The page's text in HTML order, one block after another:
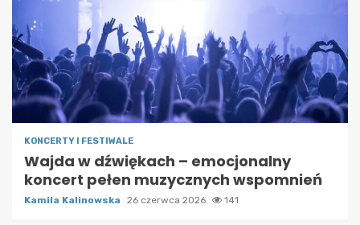
KONCERTY I FESTIWALE
Wajda w dźwiękach – emocjonalny
koncert pełen muzycznych wspomnień
Kamila Kalinowska 26 czerwca 2026 141